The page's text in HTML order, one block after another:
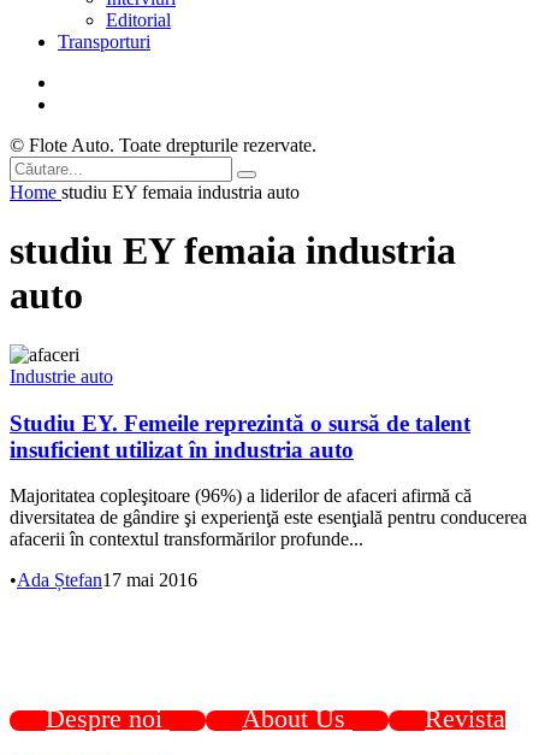
Editorial
Transporturi
© Flote Auto. Toate drepturile rezervate.
Home studiu EY femaia industria auto
studiu EY femaia industria
auto
Industrie auto
Studiu EY. Femeile reprezintă o sursă de talent
insuficient utilizat în industria auto
Majoritatea copleşitoare (96%) a liderilor de afaceri afirmă că
diversitatea de gândire şi experienţă este esenţială pentru conducerea
afacerii în contextul transformărilor profunde...
•Ada Ștefan17 mai 2016
Despre noi About Us
Revista